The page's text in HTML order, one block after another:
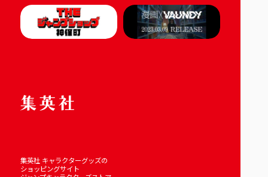
集英社 キャラクターグッズの
ショッピングサイト